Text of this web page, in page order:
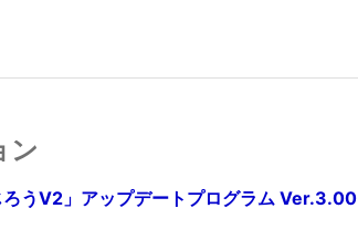
ン
うV2」アップデートプログラム Ver.3.00